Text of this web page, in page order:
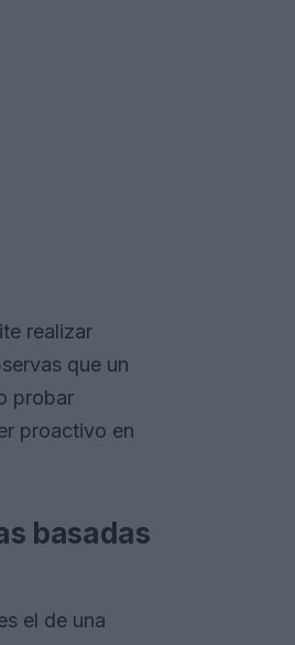
realizar
que un
probar
proactivo en
basadas
el de una